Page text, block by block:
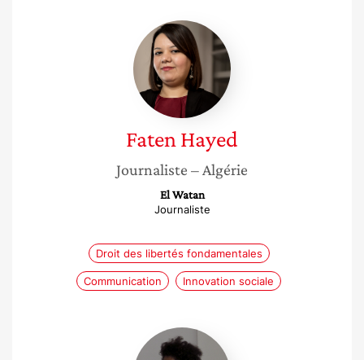
Faten
Hayed
Faten Hayed
Journaliste – Algérie
El Watan
Journaliste
Droit des libertés fondamentales
Communication Innovation sociale
Maya
Azeggagh